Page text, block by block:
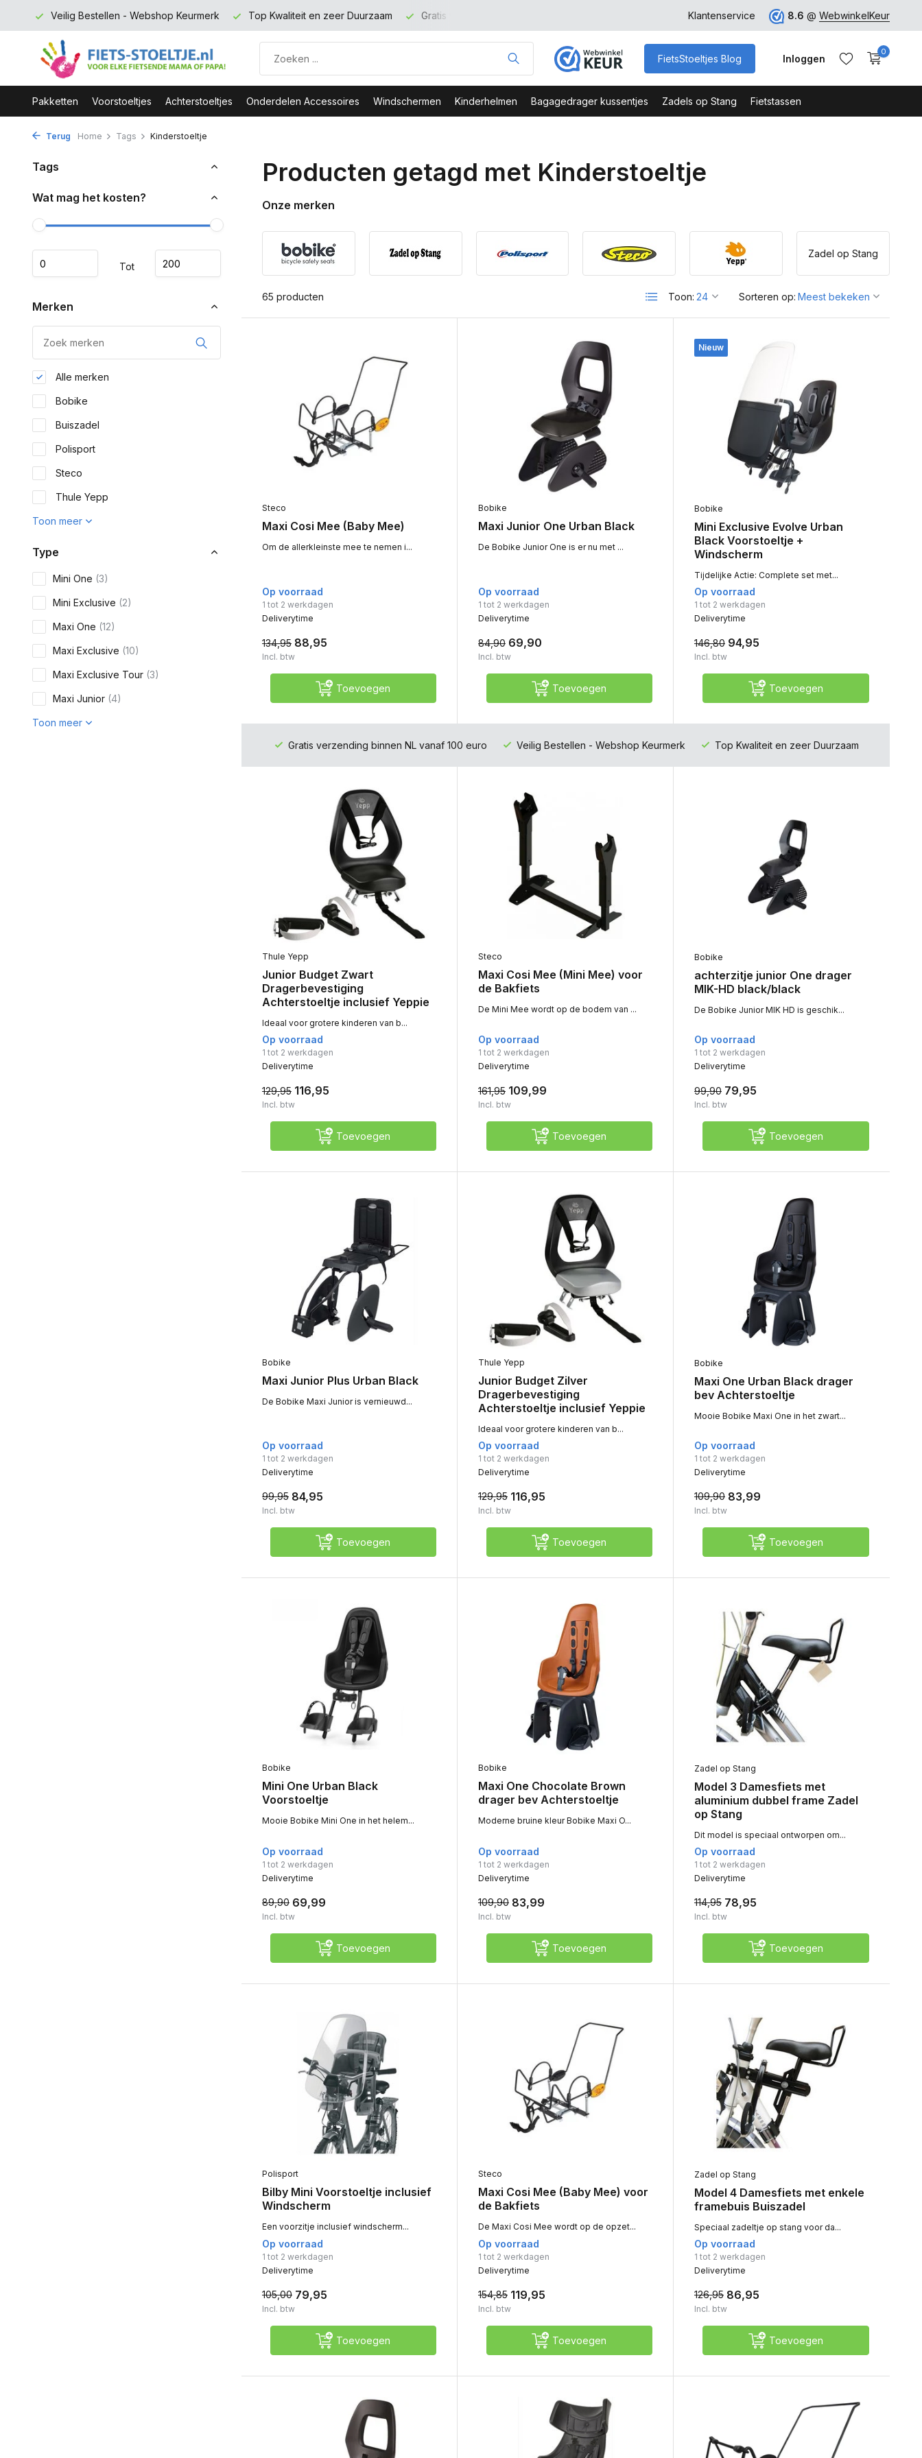
Top Kwaliteit en zeer Duurzaam Gratis verzending binnen NL vanaf 100 euro Klantenservice 8.6 @ WebwinkelKeur
FietsStoeltjes Blog Inloggen
0
Pakketten Voorstoeltjes Achterstoeltjes Onderdelen Accessoires Windschermen Kinderhelmen Bagagedrager kussentjes Zadels op Stang Fietstassen
Terug Home Tags Kinderstoeltje
Tags
Wat mag het kosten?
Tot
Merken
Alle merken
Bobike
Buiszadel
Polisport
Steco
Thule Yepp
Toon meer
Type
Mini One (3)
Mini Exclusive (2)
Maxi One (12)
Maxi Exclusive (10)
Maxi Exclusive Tour (3)
Maxi Junior (4)
Toon meer
Producten getagd met Kinderstoeltje
Onze merken
Zadel op Stang
65 producten Toon: Sorteren op:
Steco
Maxi Cosi Mee (Baby Mee)
Om de allerkleinste mee te nemen i...
Op voorraad
1 tot 2 werkdagen
Deliverytime
134,95 88,95
Incl. btw
Toevoegen
Bobike
Maxi Junior One Urban Black
De Bobike Junior One is er nu met ...
Op voorraad
1 tot 2 werkdagen
Deliverytime
84,90 69,90
Incl. btw
Toevoegen
Nieuw
Bobike
Mini Exclusive Evolve Urban
Black Voorstoeltje +
Windscherm
Tijdelijke Actie: Complete set met...
Op voorraad
1 tot 2 werkdagen
Deliverytime
146,80 94,95
Incl. btw
Toevoegen
Gratis verzending binnen NL vanaf 100 euro Veilig Bestellen - Webshop Keurmerk Top Kwaliteit en zeer Duurzaam
Thule Yepp
Junior Budget Zwart
Dragerbevestiging
Achterstoeltje inclusief Yeppie
Ideaal voor grotere kinderen van b...
Op voorraad
1 tot 2 werkdagen
Deliverytime
129,95 116,95
Incl. btw
Toevoegen
Steco
Maxi Cosi Mee (Mini Mee) voor
de Bakfiets
De Mini Mee wordt op de bodem van ...
Op voorraad
1 tot 2 werkdagen
Deliverytime
161,95 109,99
Incl. btw
Toevoegen
Bobike
achterzitje junior One drager
MIK-HD black/black
De Bobike Junior MIK HD is geschik...
Op voorraad
1 tot 2 werkdagen
Deliverytime
99,90 79,95
Incl. btw
Toevoegen
Bobike
Maxi Junior Plus Urban Black
De Bobike Maxi Junior is vernieuwd...
Op voorraad
1 tot 2 werkdagen
Deliverytime
99,95 84,95
Incl. btw
Toevoegen
Thule Yepp
Junior Budget Zilver
Dragerbevestiging
Achterstoeltje inclusief Yeppie
Ideaal voor grotere kinderen van b...
Op voorraad
1 tot 2 werkdagen
Deliverytime
129,95 116,95
Incl. btw
Toevoegen
Bobike
Maxi One Urban Black drager
bev Achterstoeltje
Mooie Bobike Maxi One in het zwart...
Op voorraad
1 tot 2 werkdagen
Deliverytime
109,90 83,99
Incl. btw
Toevoegen
Bobike
Mini One Urban Black
Voorstoeltje
Mooie Bobike Mini One in het helem...
Op voorraad
1 tot 2 werkdagen
Deliverytime
89,90 69,99
Incl. btw
Toevoegen
Bobike
Maxi One Chocolate Brown
drager bev Achterstoeltje
Moderne bruine kleur Bobike Maxi O...
Op voorraad
1 tot 2 werkdagen
Deliverytime
109,90 83,99
Incl. btw
Toevoegen
Zadel op Stang
Model 3 Damesfiets met
aluminium dubbel frame Zadel
op Stang
Dit model is speciaal ontworpen om...
Op voorraad
1 tot 2 werkdagen
Deliverytime
114,95 78,95
Incl. btw
Toevoegen
Polisport
Bilby Mini Voorstoeltje inclusief
Windscherm
Een voorzitje inclusief windscherm...
Op voorraad
1 tot 2 werkdagen
Deliverytime
105,00 79,95
Incl. btw
Toevoegen
Steco
Maxi Cosi Mee (Baby Mee) voor
de Bakfiets
De Maxi Cosi Mee wordt op de opzet...
Op voorraad
1 tot 2 werkdagen
Deliverytime
154,85 119,95
Incl. btw
Toevoegen
Zadel op Stang
Model 4 Damesfiets met enkele
framebuis Buiszadel
Speciaal zadeltje op stang voor da...
Op voorraad
1 tot 2 werkdagen
Deliverytime
126,95 86,95
Incl. btw
Toevoegen